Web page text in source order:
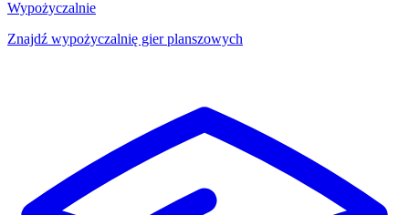
Wypożyczalnie
Znajdź wypożyczalnię gier planszowych